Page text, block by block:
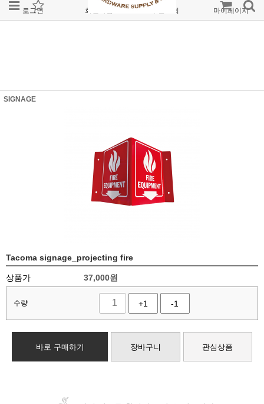
로그인 회원가입 주문조회 마이페이지
SIGNAGE
Tacoma signage_projecting fire
상품가 37,000원
수량 +1 -1
바로 구매하기 장바구니 관심상품